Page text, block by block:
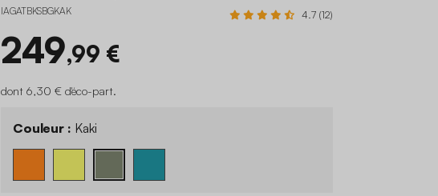
IAGATBKSBGKAK 4.7 (12)
249,99 €
dont 6,30 € d'éco-part.
Couleur : Kaki